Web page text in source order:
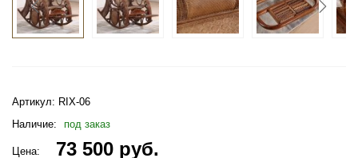
Артикул: RIX-06
Наличие:
под заказ
Цена: 73 500 руб.